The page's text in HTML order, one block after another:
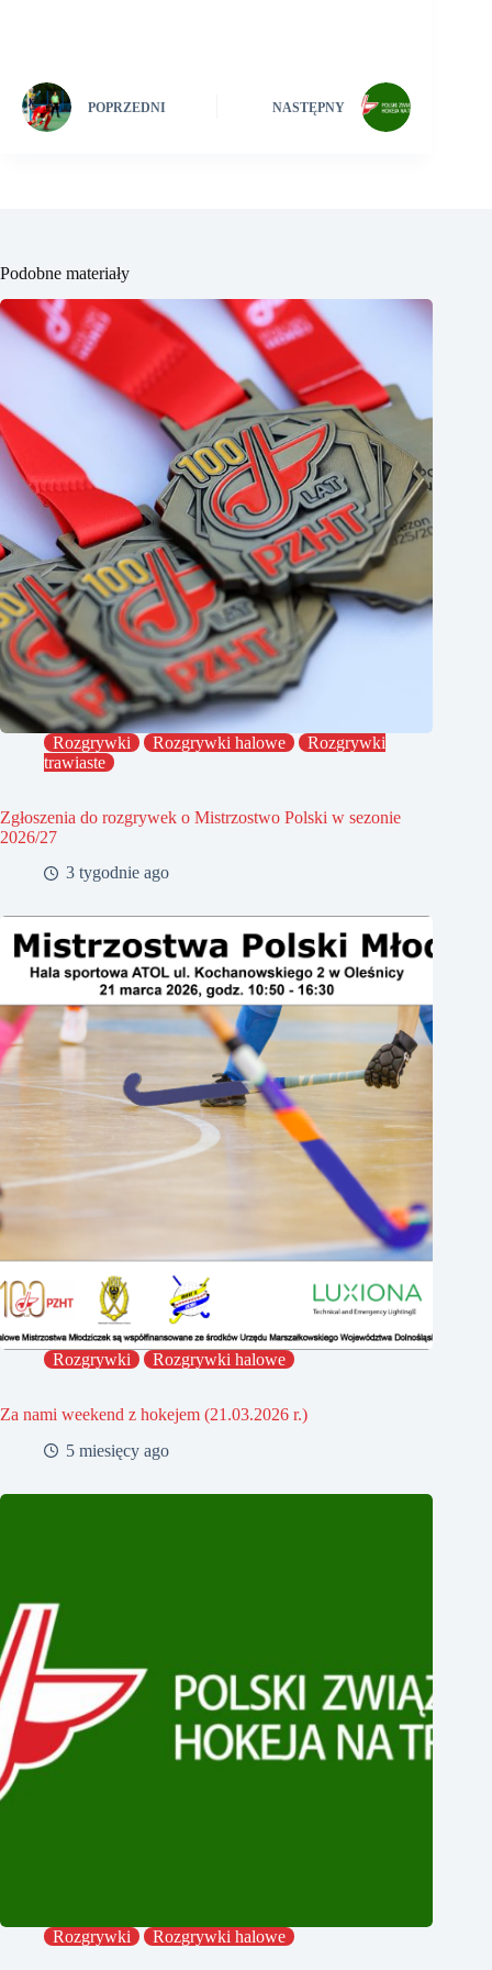
POPRZEDNI NASTĘPNY
Podobne materiały
Rozgrywki Rozgrywki halowe
Rozgrywki
trawiaste
Zgłoszenia do rozgrywek o Mistrzostwo Polski w sezonie
2026/27
3 tygodnie ago
Rozgrywki Rozgrywki halowe
Za nami weekend z hokejem (21.03.2026 r.)
5 miesięcy ago
Rozgrywki Rozgrywki halowe